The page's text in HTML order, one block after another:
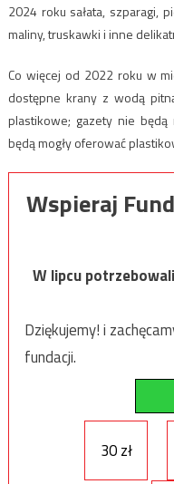
2024 roku sałata, szparagi,
maliny, truskawki i inne
Co więcej od 2022 roku w
dostępne krany z wodą
plastikowe; gazety nie
będą mogły oferować
Wspieraj
W lipcu
Dziękujemy! i
fundacji.
30 zł